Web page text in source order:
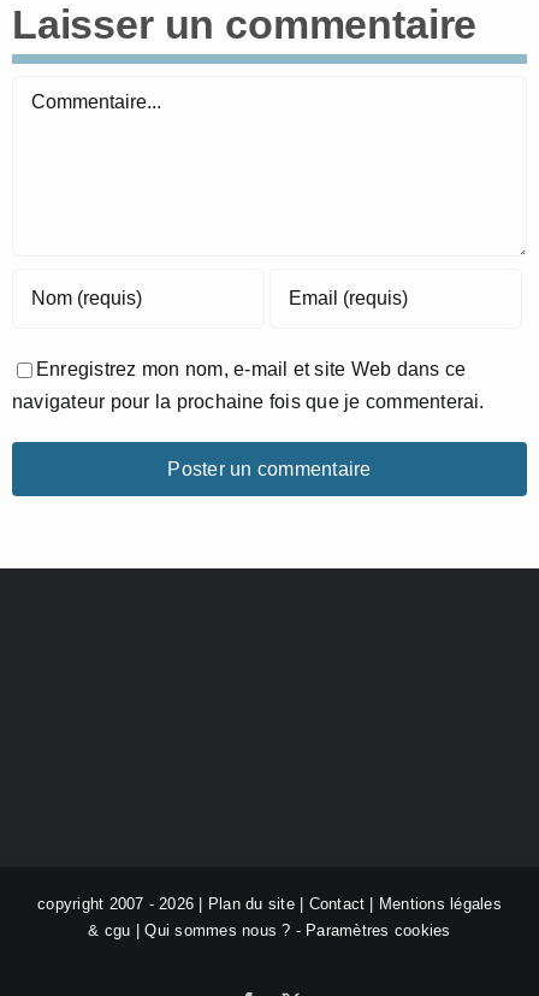
Laisser un commentaire
Commentaire
Enregistrez mon nom, e-mail et site Web dans ce
navigateur pour la prochaine fois que je commenterai.
copyright 2007 - 2026 | Plan du site| Contact
Mentions légales
& cgu |Qui sommes nous ? - Paramètres cookies